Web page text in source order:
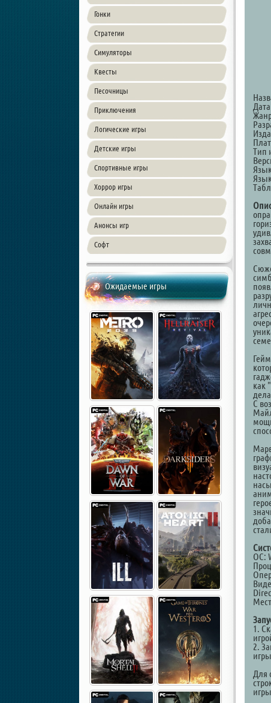
Гонки
Стратегии
Симуляторы
Квесты
Песочницы
Приключения
Логические игры
Детские игры
Спортивные игры
Хоррор игры
Онлайн игры
Анонсы игр
Софт
Ожидаемые игры
Тип
как
С
ОС:
1.
2.
игры
Для